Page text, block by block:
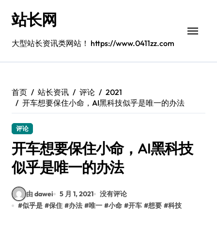
站长网
大型站长资讯类网站！ https://www.0411zz.com
首页 站长资讯 评论
2021
开车想要保住小命，AI黑科技似乎是唯一的办法
评论
开车想要保住小命，AI黑科技
似乎是唯一的办法
由 dawei 5 月 1, 2021
没有评论
#似乎是 #保住 #办法 #唯一 #小命 #开车 #想要 #科技